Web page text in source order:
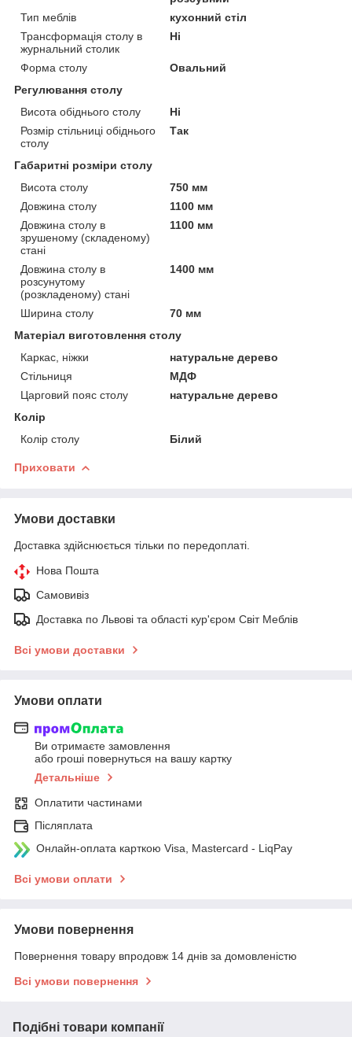
Тип меблів
кухонний стіл
Трансформація столу в
журнальний столик
Ні
Форма столу
Овальний
Регулювання столу
Висота обіднього столу
Ні
Розмір стільниці обіднього
столу
Так
Габаритні розміри столу
Висота столу
750 мм
Довжина столу
1100 мм
Довжина столу в
зрушеному (складеному)
стані
1100 мм
Довжина столу в
розсунутому
(розкладеному) стані
1400 мм
Ширина столу
70 мм
Матеріал виготовлення столу
Каркас, ніжки
натуральне дерево
Стільниця
МДФ
Царговий пояс столу
натуральне дерево
Колір
Колір столу
Білий
Приховати
Умови доставки
Доставка здійснюється тільки по передоплаті.
Нова Пошта
Самовивіз
Доставка по Львові та області кур'єром Світ Меблів
Всі умови доставки
Умови оплати
Ви отримаєте замовлення
або гроші повернуться на вашу картку
Детальніше
Оплатити частинами
Післяплата
Онлайн-оплата карткою Visa, Mastercard - LiqPay
Всі умови оплати
Умови повернення
Повернення товару впродовж 14 днів за домовленістю
Всі умови повернення
Подібні товари компанії